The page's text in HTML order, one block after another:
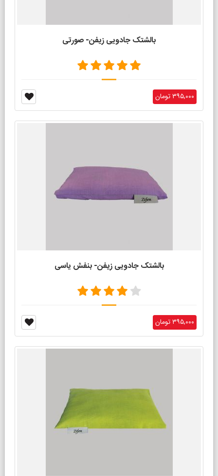
بالشتک جادویی زیفن- صورتی
۳۹۵,۰۰۰ تومان
بالشتک جادویی زیفن- بنفش یاسی
۳۹۵,۰۰۰ تومان